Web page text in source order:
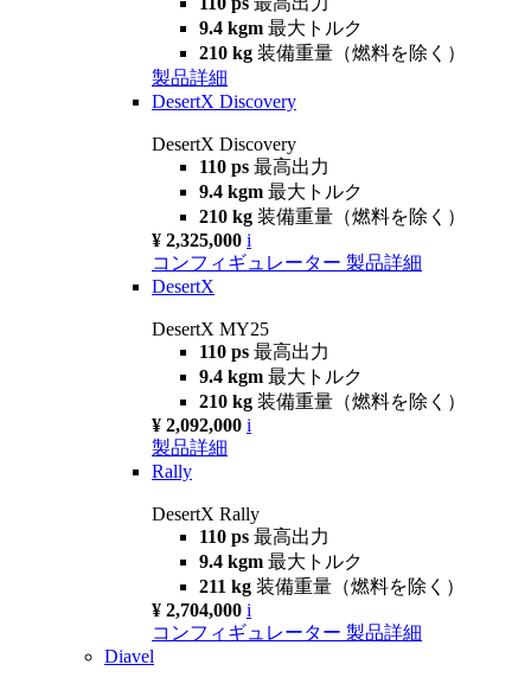
9.4 kgm 最大トルク
210 kg 装備重量（燃料を除く）
製品詳細
DesertX Discovery
DesertX Discovery
110 ps 最高出力
9.4 kgm 最大トルク
210 kg 装備重量（燃料を除く）
¥ 2,325,000 i
コンフィギュレーター 製品詳細
DesertX
DesertX MY25
110 ps 最高出力
9.4 kgm 最大トルク
210 kg 装備重量（燃料を除く）
¥ 2,092,000 i
製品詳細
Rally
DesertX Rally
110 ps 最高出力
9.4 kgm 最大トルク
211 kg 装備重量（燃料を除く）
¥ 2,704,000 i
コンフィギュレーター 製品詳細
Diavel